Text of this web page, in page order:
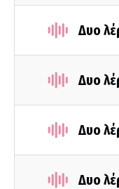
Δυο
Δυο
Δυο
Δυο